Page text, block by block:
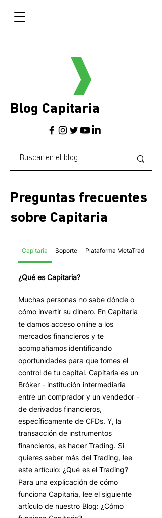
Blog Capitaria
Preguntas frecuentes
sobre Capitaria
Capitaria Soporte Plataforma MetaTrader
¿Qué es Capitaria?
Muchas personas no sabe dónde o
cómo invertir su dinero. En Capitaria
te damos acceso online a los
mercados financieros y te
acompañamos identificando
oportunidades para que tomes el
control de tu capital. Capitaria es un
Bróker - institución intermediaria
entre un comprador y un vendedor -
de derivados financieros,
específicamente de CFDs. Y, la
transacción de instrumentos
financieros, es hacer Trading. Si
quieres saber más del Trading, lee
este artículo: ¿Qué es el Trading?
Para una explicación de cómo
funciona Capitaria, lee el siguiente
artículo de nuestro Blog: ¿Cómo